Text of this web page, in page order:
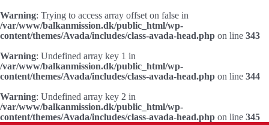
Warning: Trying to access array offset on false in
/var/www/balkanmission.dk/public_html/wp-
content/themes/Avada/includes/class-avada-head.php on line 343
Warning: Undefined array key 1 in
/var/www/balkanmission.dk/public_html/wp-
content/themes/Avada/includes/class-avada-head.php on line 344
Warning: Undefined array key 2 in
/var/www/balkanmission.dk/public_html/wp-
content/themes/Avada/includes/class-avada-head.php on line 345